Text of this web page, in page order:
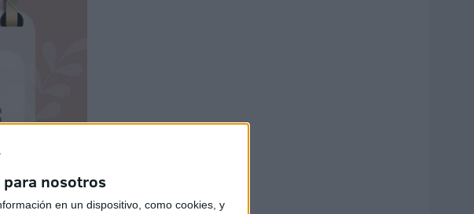
nosotros
en un dispositivo, como cookies, y